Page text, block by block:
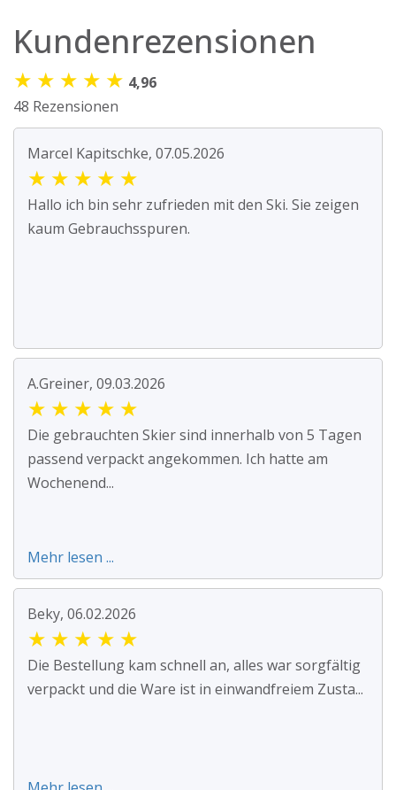
Kundenrezensionen
★ ★ ★ ★ ★ 4,96
48 Rezensionen
Marcel Kapitschke, 07.05.2026
★ ★ ★ ★ ★
Hallo ich bin sehr zufrieden mit den Ski. Sie zeigen
kaum Gebrauchsspuren.
A.Greiner, 09.03.2026
★ ★ ★ ★ ★
Die gebrauchten Skier sind innerhalb von 5 Tagen
passend verpackt angekommen. Ich hatte am
Wochenend...
Mehr lesen ...
Beky, 06.02.2026
★ ★ ★ ★ ★
Die Bestellung kam schnell an, alles war sorgfältig
verpackt und die Ware ist in einwandfreiem Zusta...